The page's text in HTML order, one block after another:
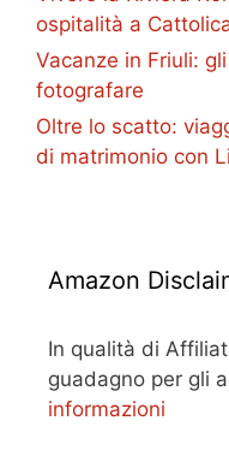
ospitalità a
Vacanze in Friuli:
fotografare
Oltre lo scatto:
di matrimonio con
Amazon
In qualità di
guadagno per gli
informazioni